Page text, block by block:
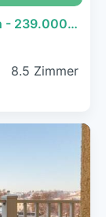
Einfamilienhaus zum Kauf - Peuerbach - 239.000 € - 8,5 Zimmer, 188 m², 846 m² Grundstück
8.5 Zimmer